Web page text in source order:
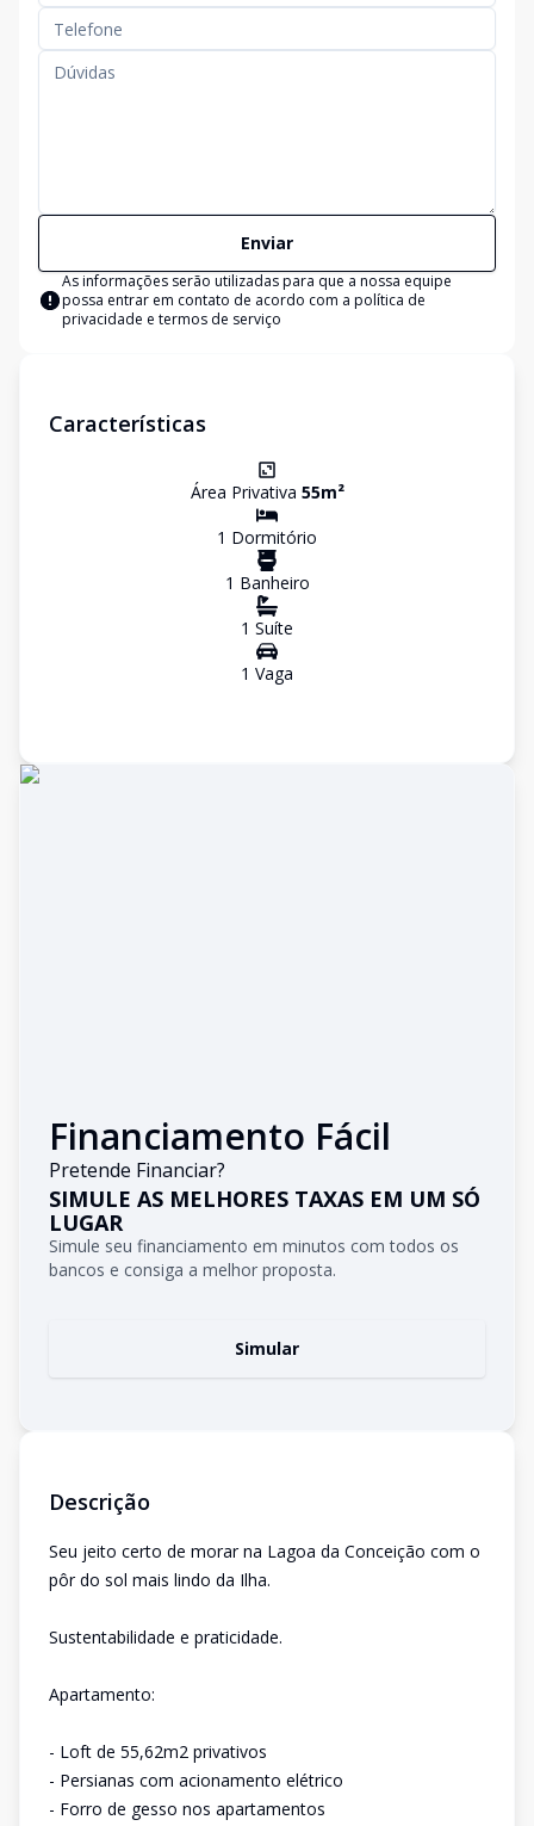
Enviar
As informações serão utilizadas para que a nossa equipe
possa entrar em contato de acordo com a política de
privacidade e termos de serviço
Características
Área Privativa 55m²
1 Dormitório
1 Banheiro
1 Suíte
1 Vaga
Financiamento Fácil
Pretende Financiar?
SIMULE AS MELHORES TAXAS EM UM SÓ
LUGAR
Simule seu financiamento em minutos com todos os
bancos e consiga a melhor proposta.
Simular
Descrição
Seu jeito certo de morar na Lagoa da Conceição com o
pôr do sol mais lindo da Ilha.
Sustentabilidade e praticidade.
Apartamento:
- Loft de 55,62m2 privativos
- Persianas com acionamento elétrico
- Forro de gesso nos apartamentos